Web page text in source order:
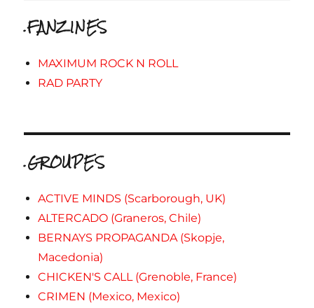
.FANZINES
MAXIMUM ROCK N ROLL
RAD PARTY
.GROUPES
ACTIVE MINDS (Scarborough, UK)
ALTERCADO (Graneros, Chile)
BERNAYS PROPAGANDA (Skopje,
Macedonia)
CHICKEN'S CALL (Grenoble, France)
CRIMEN (Mexico, Mexico)